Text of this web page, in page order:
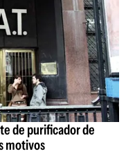
de purificador de
motivos